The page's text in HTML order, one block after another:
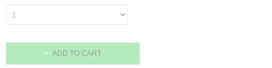
ADD TO CART